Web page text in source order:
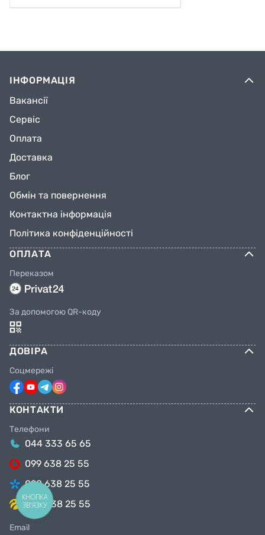
ІНФОРМАЦІЯ
Вакансії
Сервіс
Оплата
Доставка
Блог
Обмін та повернення
Контактна інформація
Політика конфіденційності
ОПЛАТА
Переказом
За допомогою QR-коду
ДОВІРА
Соцмережі
КОНТАКТИ
Телефони
044 333 65 65
099 638 25 55
098 638 25 55
063 638 25 55
Email
КНОПКА
ЗВ'ЯЗКУ